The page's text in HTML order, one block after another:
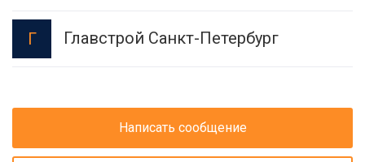
Г Главстрой Санкт-Петербург
Написать сообщение